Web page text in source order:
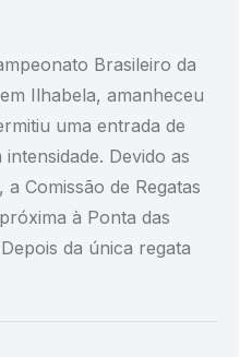
Brasileiro da
Ilhabela, amanheceu
uma entrada de
Devido as
Comissão de Regatas
à Ponta das
da única regata